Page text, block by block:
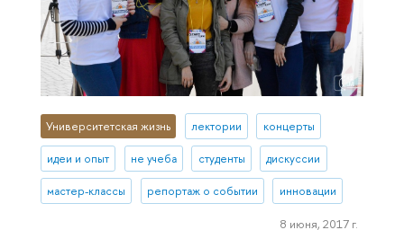
Университетская жизнь лектории концерты
идеи и опыт не учеба студенты дискуссии
мастер-классы репортаж о событии инновации
8 июня, 2017 г.